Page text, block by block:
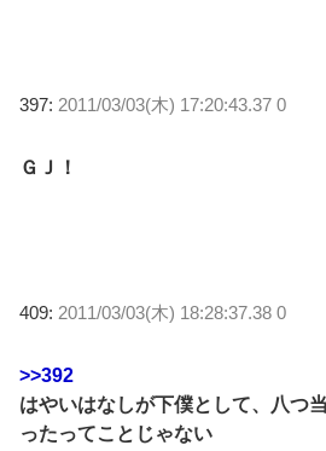
397: 2011/03/03(木) 17:20:43.37 0
ＧＪ！
409: 2011/03/03(木) 18:28:37.38 0
>>392
はやいはなしが下僕として、八つ
ったってことじゃない